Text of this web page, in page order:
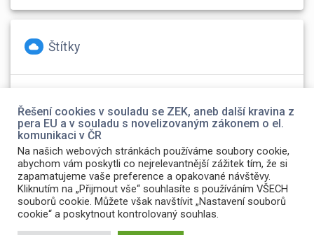
Štítky
Řešení cookies v souladu se ZEK, aneb další kravina z
pera EU a v souladu s novelizovaným zákonem o el.
komunikaci v ČR
Na našich webových stránkách používáme soubory cookie,
abychom vám poskytli co nejrelevantnější zážitek tím, že si
zapamatujeme vaše preference a opakované návštěvy.
Kliknutím na „Přijmout vše“ souhlasíte s používáním VŠECH
souborů cookie. Můžete však navštívit „Nastavení souborů
cookie“ a poskytnout kontrolovaný souhlas.